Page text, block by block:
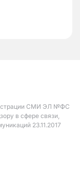
СМИ ЭЛ №ФС
в сфере связи,
23.11.2017